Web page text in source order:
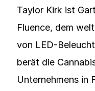
Taylor Kirk ist
Fluence, dem
von LED-
berät die
Unternehmens in